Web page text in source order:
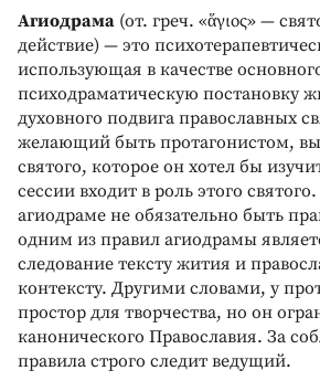
Агиодрама (от. греч. «ἅγιος» —
действие) — это
использующая в качестве
психодраматическую постановку
духовного подвига православных
желающий быть протагонистом,
святого, которое он хотел бы
сессии входит в роль этого
агиодраме не обязательно быть
одним из правил агиодрамы
следование тексту жития и
контексту. Другими словами, у
простор для творчества, но он
канонического Православия. За
правила строго следит ведущий.